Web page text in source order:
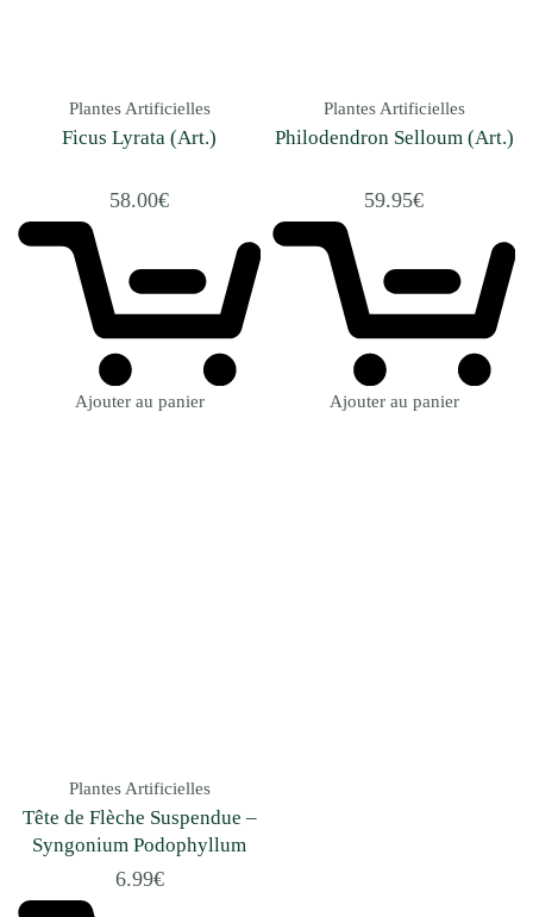
Plantes Artificielles
Ficus Lyrata (Art.)
58.00€
Ajouter au panier
Plantes Artificielles
Philodendron Selloum (Art.)
59.95€
Ajouter au panier
Plantes Artificielles
Tête de Flèche Suspendue –
Syngonium Podophyllum
(Art.)
6.99€